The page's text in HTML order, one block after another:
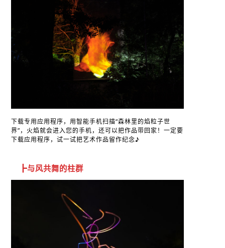
下载专用应用程序，用智能手机扫描“森林里的焰粒子世
界”，火焰就会进入您的手机，还可以把作品带回家！一定要
下载应用程序，试一试把艺术作品留作纪念♪
┣与风共舞的柱群